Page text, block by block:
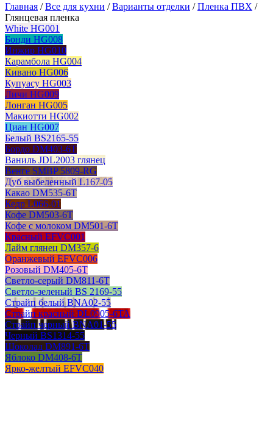
Главная /Все для кухни /Варианты отделки /Пленка ПВХ /
Глянцевая пленка
White HG001
Бонди HG008
Инжир HG010
Карамбола HG004
Кивано HG006
Купуасу HG003
Личи HG009
Лонган HG005
Макиотти HG002
Циан HG007
Белый BS2165-55
Бордо DM403-6T
Ваниль JDL2003 глянец
Венге SMBP 5809-RG
Дуб выбеленный L167-05
Какао DM535-6T
Кедр L066-01
Кофе DM503-6T
Кофе с молоком DM501-6T
Красный EFVC001
Лайм глянец DM357-6
Оранжевый EFVC006
Розовый DM405-6T
Светло-серый DM811-6T
Светло-зеленый BS 2169-55
Страйп белый BNA02-55
Страйп красный DL0905-6TA
Страйп черный BNA01-55
Черный BS1314-55
Шоколад DM891-6T
Яблоко DM408-6T
Ярко-желтый EFVC040